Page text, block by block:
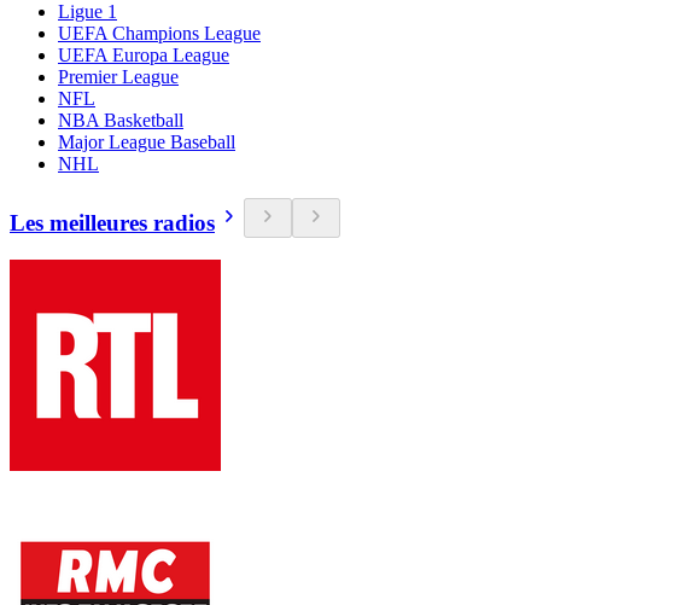
Ligue 1
UEFA Champions League
UEFA Europa League
Premier League
NFL
NBA Basketball
Major League Baseball
NHL
Les meilleures radios